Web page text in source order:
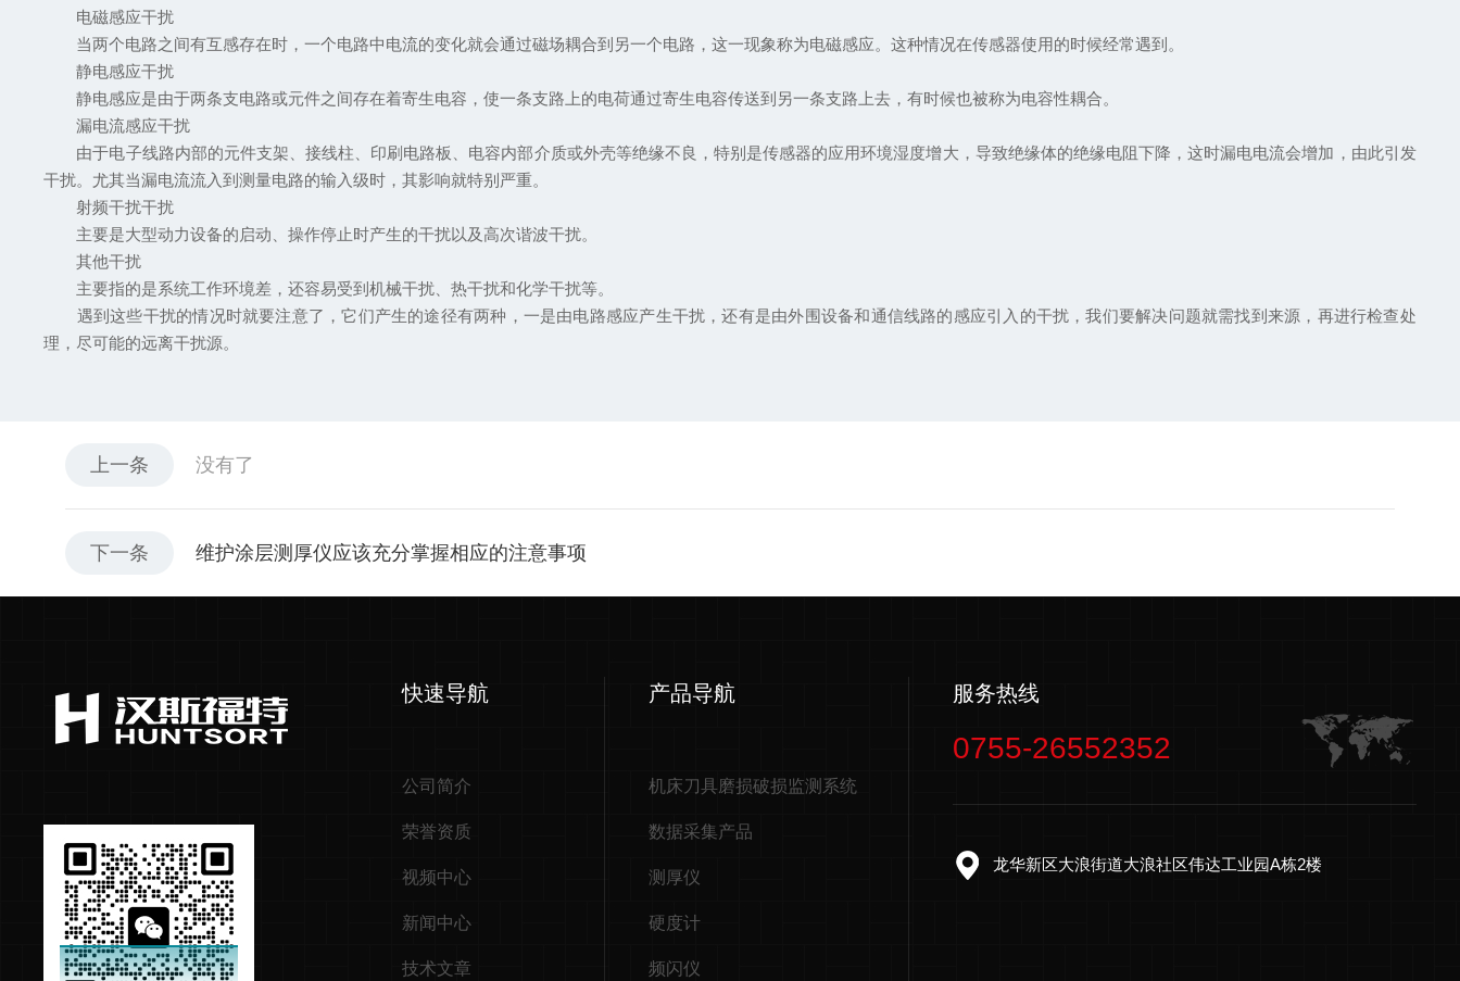
电磁感应干扰
当两个电路之间有互感存在时，一个电路中电流的变化就会通过磁场耦合到另一个电路，这一现象称为电磁感应。这种情况在传感器使用的时候经常遇到。
静电感应干扰
静电感应是由于两条支电路或元件之间存在着寄生电容，使一条支路上的电荷通过寄生电容传送到另一条支路上去，有时候也被称为电容性耦合。
漏电流感应干扰
由于电子线路内部的元件支架、接线柱、印刷电路板、电容内部介质或外壳等绝缘不良，特别是传感器的应用环境湿度增大，导致绝缘体的绝缘电阻下降，这时漏电电流会增加，由此引发
干扰。尤其当漏电流流入到测量电路的输入级时，其影响就特别严重。
射频干扰干扰
主要是大型动力设备的启动、操作停止时产生的干扰以及高次谐波干扰。
其他干扰
主要指的是系统工作环境差，还容易受到机械干扰、热干扰和化学干扰等。
遇到这些干扰的情况时就要注意了，它们产生的途径有两种，一是由电路感应产生干扰，还有是由外围设备和通信线路的感应引入的干扰，我们要解决问题就需找到来源，再进行检查处
理，尽可能的远离干扰源。
上一条 没有了
下一条 维护涂层测厚仪应该充分掌握相应的注意事项
快速导航
公司简介
荣誉资质
视频中心
新闻中心
技术文章
产品导航
机床刀具磨损破损监测系统
数据采集产品
测厚仪
硬度计
频闪仪
服务热线
0755-26552352
龙华新区大浪街道大浪社区伟达工业园A栋2楼